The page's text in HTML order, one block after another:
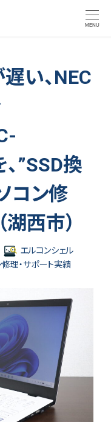
MENU
い、NEC
”SSD換
コン修
湖西市）
著
者
エルコンシェル
修理・サポート実績